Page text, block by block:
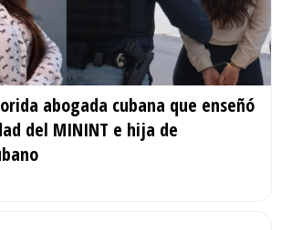
abogada cubana que enseñó
del MININT e hija de